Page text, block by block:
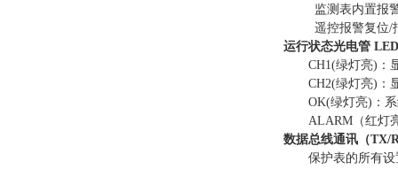
监测表内置报
遥控报警复位/
运行状态光电管
CH1(绿灯亮)：
CH2(绿灯亮)：
OK(绿灯亮)：
ALARM（红灯
数据总线通讯（TX/
保护表的所有